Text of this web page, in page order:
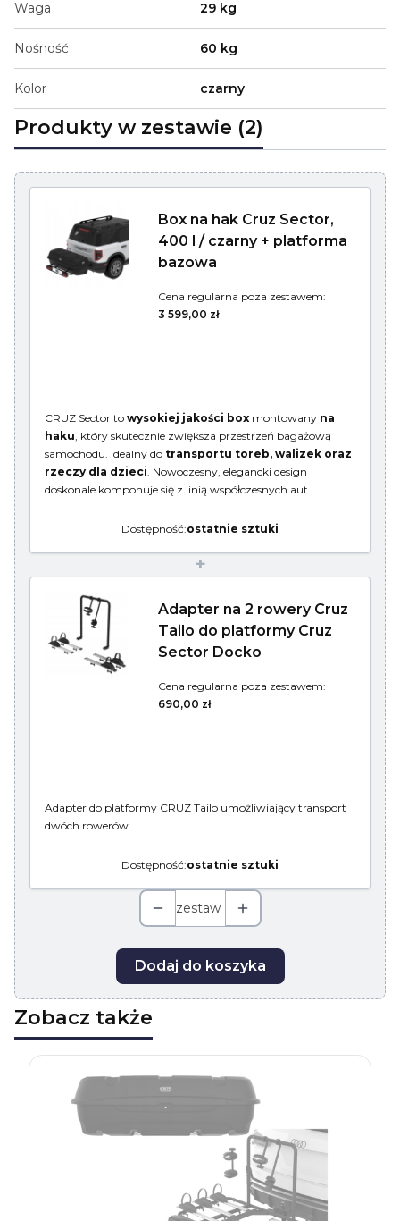
Waga 29 kg
Nośność 60 kg
Kolor czarny
Produkty w zestawie (2)
Box na hak Cruz Sector,
400 l / czarny + platforma
bazowa
Cena regularna poza zestawem:
3 599,00 zł
CRUZ Sector to wysokiej jakości boxmontowany na
haku, który skutecznie zwiększa przestrzeń bagażową
samochodu. Idealny do transportu toreb, walizek oraz
rzeczy dla dzieci. Nowoczesny, elegancki design
doskonale komponuje się z linią współczesnych aut.
Dostępność:ostatnie sztuki
+
Adapter na 2 rowery Cruz
Tailo do platformy Cruz
Sector Docko
Cena regularna poza zestawem:
690,00 zł
Adapter do platformy CRUZ Tailo umożliwiający transport
dwóch rowerów.
Dostępność:ostatnie sztuki
zestaw
Dodaj do koszyka
Zobacz także